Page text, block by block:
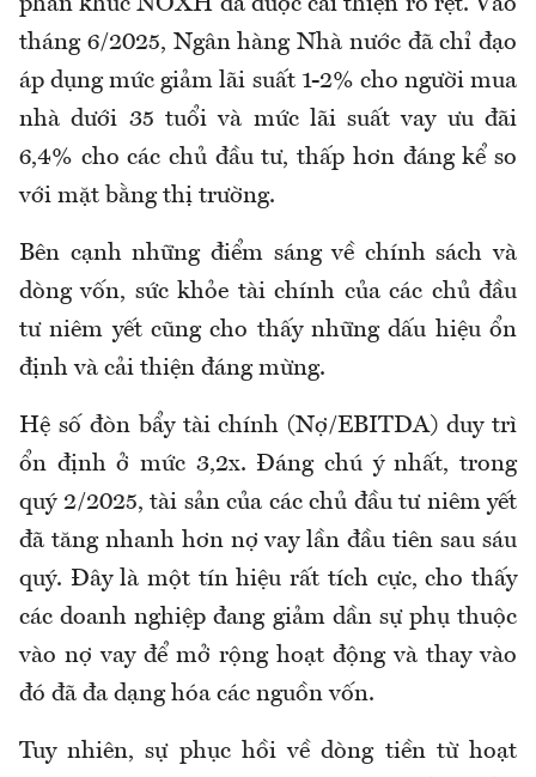
phân khúc NƠXH đã được cải thiện rõ rệt. Vào
tháng 6/2025, Ngân hàng Nhà nước đã chỉ đạo
áp dụng mức giảm lãi suất 1-2% cho người mua
nhà dưới 35 tuổi và mức lãi suất vay ưu đãi
6,4% cho các chủ đầu tư, thấp hơn đáng kể so
với mặt bằng thị trường.
Bên cạnh những điểm sáng về chính sách và
dòng vốn, sức khỏe tài chính của các chủ đầu
tư niêm yết cũng cho thấy những dấu hiệu ổn
định và cải thiện đáng mừng.
Hệ số đòn bẩy tài chính (Nợ/EBITDA) duy trì
ổn định ở mức 3,2x. Đáng chú ý nhất, trong
quý 2/2025, tài sản của các chủ đầu tư niêm yết
đã tăng nhanh hơn nợ vay lần đầu tiên sau sáu
quý. Đây là một tín hiệu rất tích cực, cho thấy
các doanh nghiệp đang giảm dần sự phụ thuộc
vào nợ vay để mở rộng hoạt động và thay vào
đó đã đa dạng hóa các nguồn vốn.
Tuy nhiên, sự phục hồi về dòng tiền từ hoạt